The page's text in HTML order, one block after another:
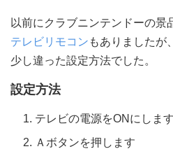
以前にクラブニンテンドーの景
テレビリモコン もありましたが
少し違った設定方法でした。
設定方法
テレビの電源をONにします
Ａボタンを押します